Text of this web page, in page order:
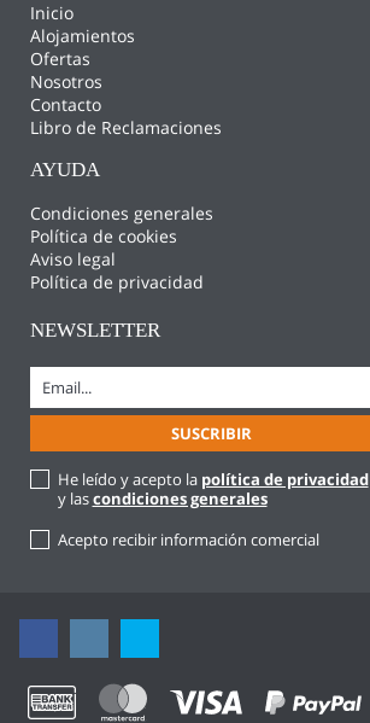
Inicio
Alojamientos
Ofertas
Nosotros
Contacto
Libro de Reclamaciones
AYUDA
Condiciones generales
Política de cookies
Aviso legal
Política de privacidad
NEWSLETTER
He leído y acepto la política de privacidad
y lascondiciones generales
Acepto recibir información comercial